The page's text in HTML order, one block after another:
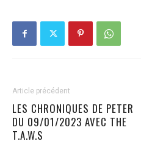
Article précédent
LES CHRONIQUES DE PETER
DU 09/01/2023 AVEC THE
T.A.W.S